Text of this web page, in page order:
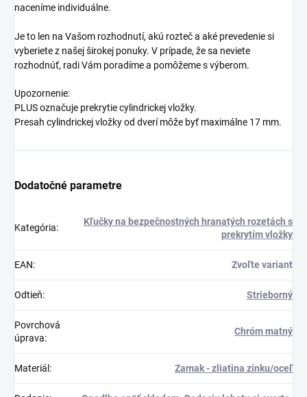
naceníme individuálne.
Je to len na Vašom rozhodnutí, akú rozteč a aké prevedenie si
vyberiete z našej širokej ponuky. V prípade, že sa neviete
rozhodnúť, radi Vám poradíme a pomôžeme s výberom.
Upozornenie:
PLUS označuje prekrytie cylindrickej vložky.
Presah cylindrickej vložky od dverí môže byť maximálne 17 mm.
Dodatočné parametre
Kategória:
Kľučky na bezpečnostných hranatých rozetách s
prekrytím vložky
EAN: Zvoľte variant
Odtieň: Strieborný
Povrchová
úprava:
Chróm matný
Materiál : Zamak - zliatina zinku/oceľ